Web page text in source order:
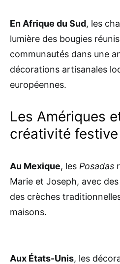
En Afrique du Sud, les
lumière des bougies
communautés dans une
décorations artisanales
européennes.
Les Amériques
créativité festive
Au Mexique, les Posadas
Marie et Joseph, avec
des crèches
maisons.
Aux États-Unis, les